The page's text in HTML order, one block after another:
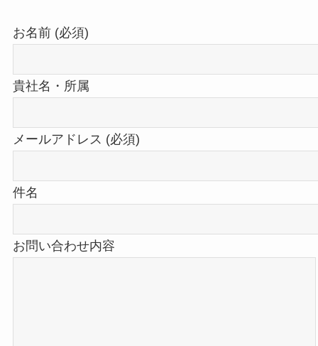
お名前 (必須)
貴社名・所属
メールアドレス (必須)
件名
お問い合わせ内容